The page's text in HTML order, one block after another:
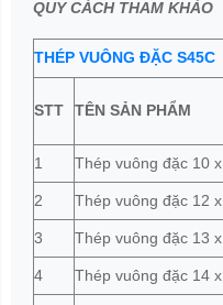
QUY CÁCH THAM KHẢO
THÉP VUÔNG ĐẶC S45C
STT TÊN SẢN PHẨM
1 Thép vuông đặc 10
2 Thép vuông đặc 12
3 Thép vuông đặc 13
4 Thép vuông đặc 14